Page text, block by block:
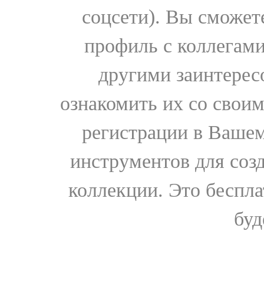
соцсети). Вы
профиль с
другими
ознакомить их со
регистрации в
инструментов для
коллекции. Это